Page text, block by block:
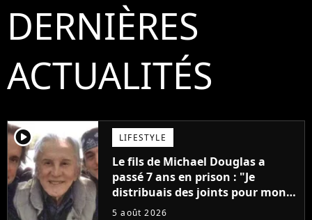
DERNIÈRES
ACTUALITÉS
player2 LIFESTYLE
Le fils de Michael Douglas a
passé 7 ans en prison : "Je
distribuais des joints pour mon
père"
5 août 2026